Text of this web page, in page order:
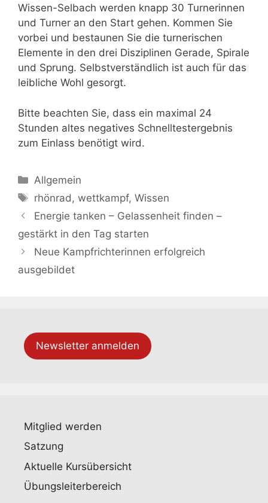
Wissen-Selbach werden knapp 30 Turnerinnen
und Turner an den Start gehen. Kommen Sie
vorbei und bestaunen Sie die turnerischen
Elemente in den drei Disziplinen Gerade, Spirale
und Sprung. Selbstverständlich ist auch für das
leibliche Wohl gesorgt.
Bitte beachten Sie, dass ein maximal 24
Stunden altes negatives Schnelltestergebnis
zum Einlass benötigt wird.
Allgemein
rhönrad ,wettkampf,Wissen
Energie tanken – Gelassenheit finden –
gestärkt in den Tag starten
Neue Kampfrichterinnen erfolgreich
ausgebildet
Newsletter anmelden
Mitglied werden
Satzung
Aktuelle Kursübersicht
Übungsleiterbereich